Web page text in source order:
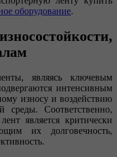
оборудование.
являясь ключевым
интенсивным
износу и воздействию
среды. Соответственно,
является критически
их долговечность,